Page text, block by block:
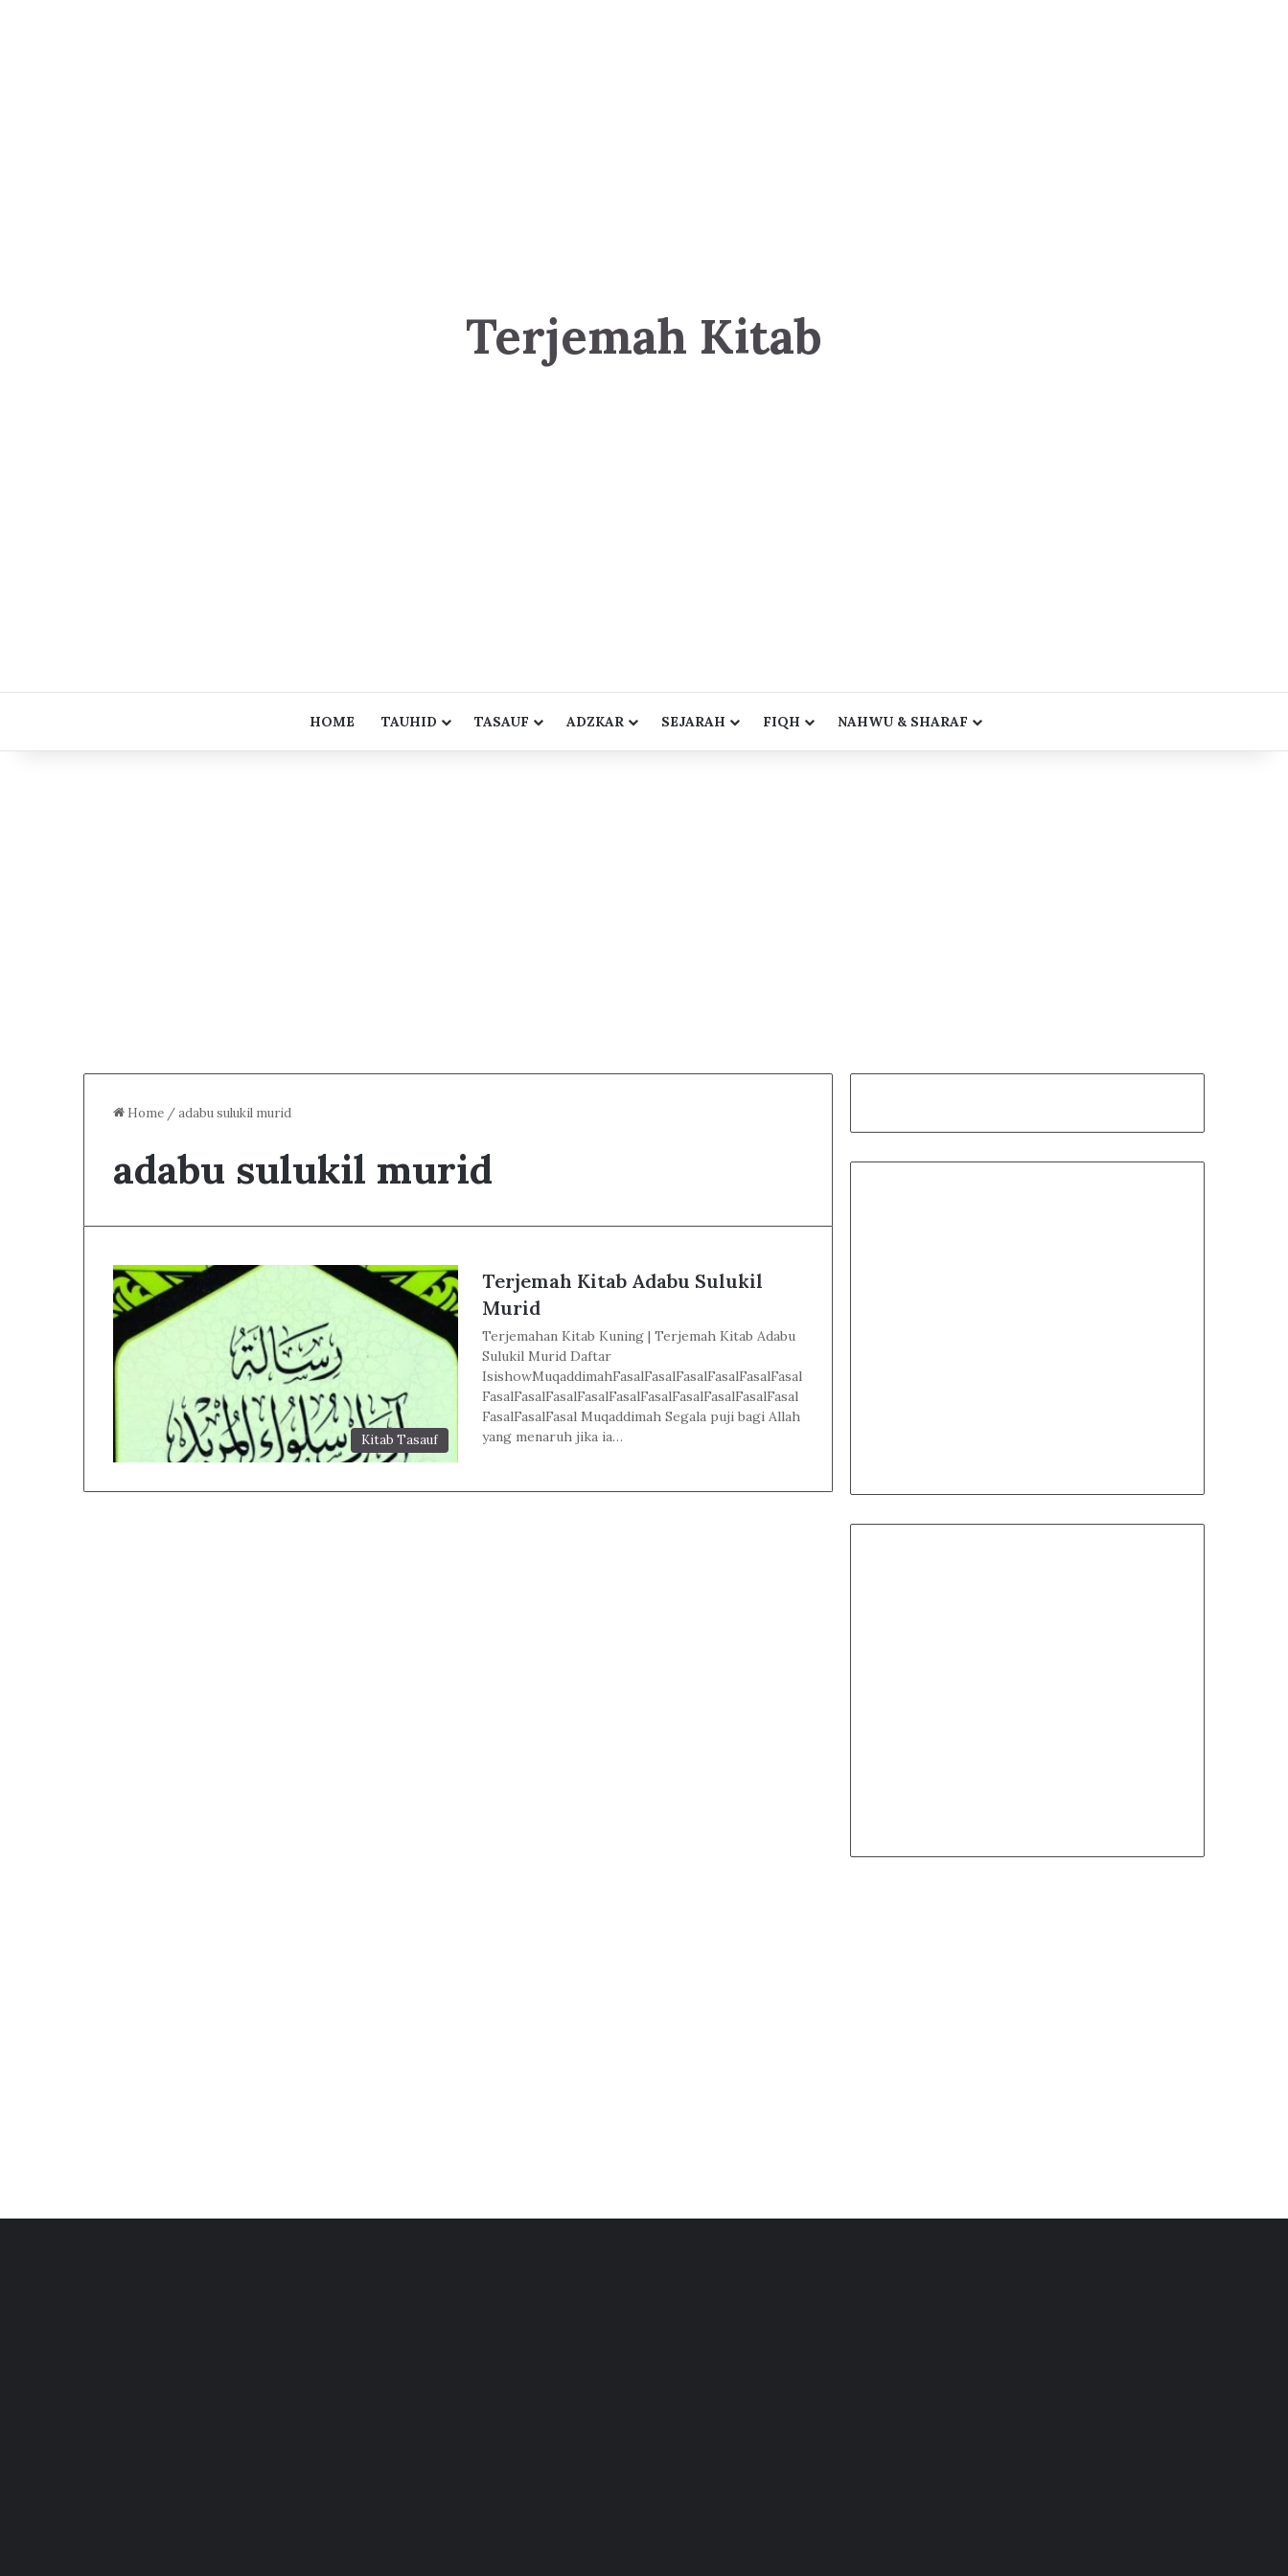
Terjemah Kitab
HOME TAUHID TASAUF ADZKAR SEJARAH FIQH NAHWU & SHARAF
Home /adabu sulukil murid
adabu sulukil murid
Kitab Tasauf
Terjemah Kitab Adabu Sulukil
Murid
Terjemahan Kitab Kuning | Terjemah Kitab Adabu
Sulukil Murid Daftar
IsishowMuqaddimahFasalFasalFasalFasalFasalFasal
FasalFasalFasalFasalFasalFasalFasalFasalFasalFasal
FasalFasalFasal Muqaddimah Segala puji bagi Allah
yang menaruh jika ia…